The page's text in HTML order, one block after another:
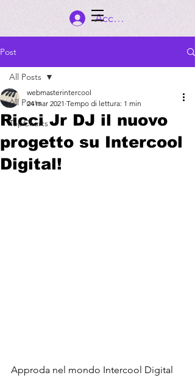
Accedi
Post
All Posts
TopCharts
All Posts
Ricci Jr DJ il nuovo
progetto su Intercool
Digital!
webmasterintercool
24 mar 2021 Tempo di lettura: 1 min
Approda nel mondo Intercool Digital